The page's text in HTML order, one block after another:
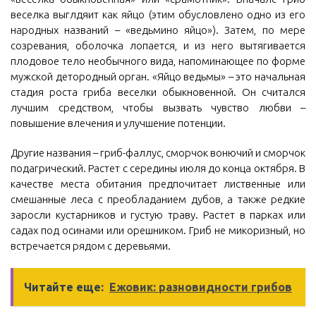
веселка выглдяит как яйцо (этим обусловлено одно из его
народных названий – «ведьмино яйцо»). Затем, по мере
созревания, оболочка лопается, и из него вытягивается
плодовое тело необычного вида, напоминающее по форме
мужской детородный орган. «Яйцо ведьмы» – это начальная
стадия роста гриба веселки обыкновенной. Он считался
лучшим средством, чтобы вызвать чувство любви –
повышение влечения и улучшение потенции.
Другие названия – гриб-фаллус, сморчок вонючий и сморчок
подагрический. Растет с середины июля до конца октября. В
качестве места обитания предпочитает лиственные или
смешанные леса с преобладанием дубов, а также редкие
заросли кустарников и густую траву. Растет в парках или
садах под осинами или орешником. Гриб не микоризный, но
встречается рядом с деревьями.
Читайте еще: Ежовик: разновидности грибов